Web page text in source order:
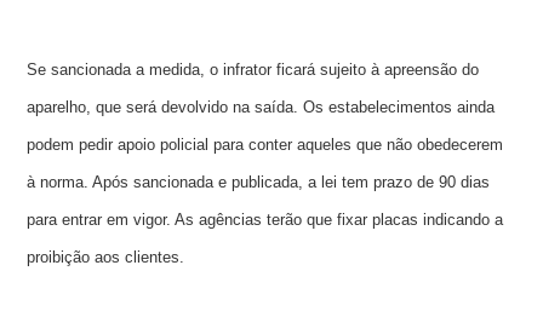
Se sancionada a medida, o infrator ficará sujeito à apreensão do
aparelho, que será devolvido na saída. Os estabelecimentos ainda
podem pedir apoio policial para conter aqueles que não obedecerem
à norma. Após sancionada e publicada, a lei tem prazo de 90 dias
para entrarem vigor. As agências terão que fixar placas indicando a
proibição aos clientes.